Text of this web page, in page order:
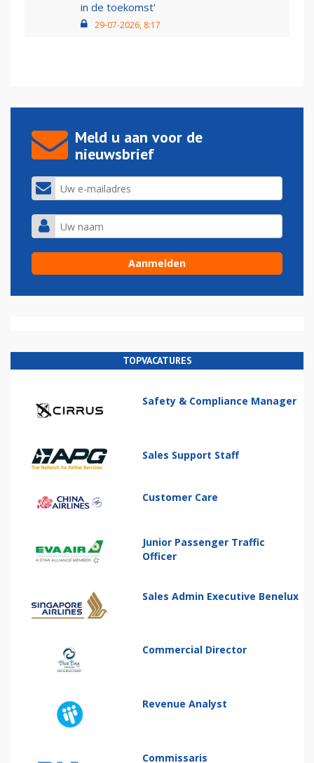
in de toekomst'
29-07-2026, 8:17
Meld u aan voor de
nieuwsbrief
TOPVACATURES
Safety & Compliance Manager
Sales Support Staff
Customer Care
Junior Passenger Traffic
Officer
Sales Admin Executive Benelux
Commercial Director
Revenue Analyst
Commissaris